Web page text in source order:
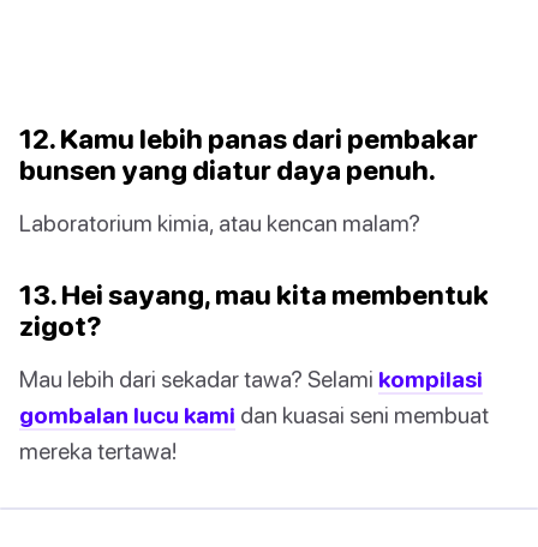
12. Kamu lebih panas dari pembakar
bunsen yang diatur daya penuh.
Laboratorium kimia, atau kencan malam?
13. Hei sayang, mau kita membentuk
zigot?
Mau lebih dari sekadar tawa? Selami kompilasi
gombalan lucu kami dan kuasai seni membuat
mereka tertawa!